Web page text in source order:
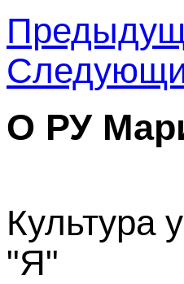
О РУ
Культура
"Я"